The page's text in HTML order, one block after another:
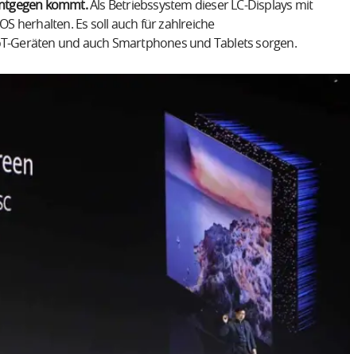
kommt.Als Betriebssystem dieser LC-Displays mit
herhalten. Es soll auch für zahlreiche
Geräten und auch Smartphones und Tablets sorgen.